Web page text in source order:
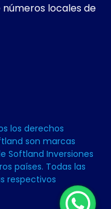
locales de
los derechos
son marcas
Softland Inversiones
países. Todas las
respectivos